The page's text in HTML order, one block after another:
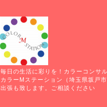
毎日の生活に彩りを！カラーコンサ
カラーMステーション（埼玉県坂戸
出張も致します。ご相談ください